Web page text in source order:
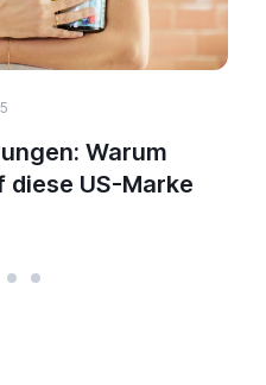
Warum
diese US-Marke